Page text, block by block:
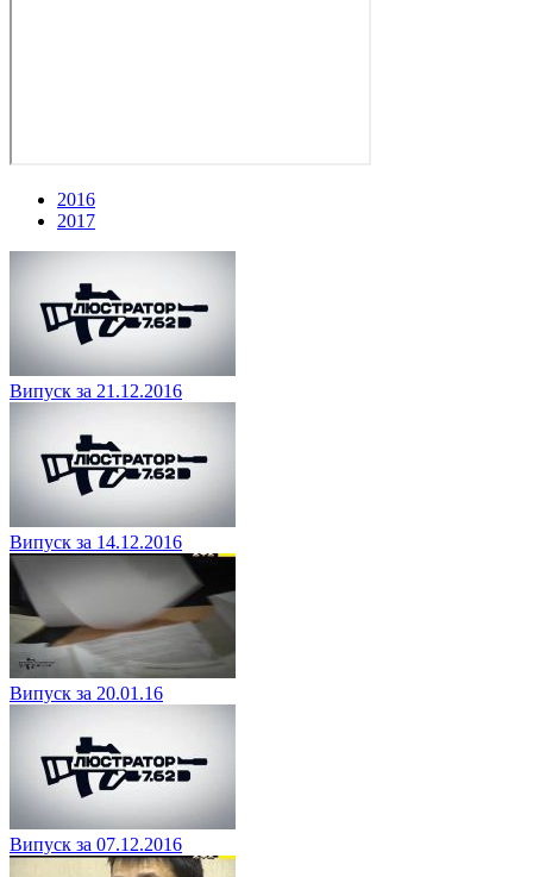
2016
2017
Випуск за 21.12.2016
Випуск за 14.12.2016
Випуск за 20.01.16
Випуск за 07.12.2016